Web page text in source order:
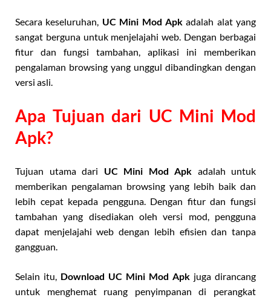
Secara keseluruhan, UC Mini Mod Apkadalah alat yang
sangat berguna untuk menjelajahi web. Dengan berbagai
fitur dan fungsi tambahan, aplikasi ini memberikan
pengalaman browsing yang unggul dibandingkan dengan
versi asli.
Apa Tujuan dari UC Mini Mod
Apk?
Tujuan utama dari UC Mini Mod Apk adalah untuk
memberikan pengalaman browsing yang lebih baik dan
lebih cepat kepada pengguna. Dengan fitur dan fungsi
tambahan yang disediakan oleh versi mod, pengguna
dapat menjelajahi web dengan lebih efisien dan tanpa
gangguan.
Selain itu, Download UC Mini Mod Apk juga dirancang
untuk menghemat ruang penyimpanan di perangkat